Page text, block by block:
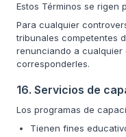
Estos Términos se rigen
Para cualquier
tribunales competentes
renunciando a
corresponderles.
16. Servicios de
Los programas de
Tienen fines